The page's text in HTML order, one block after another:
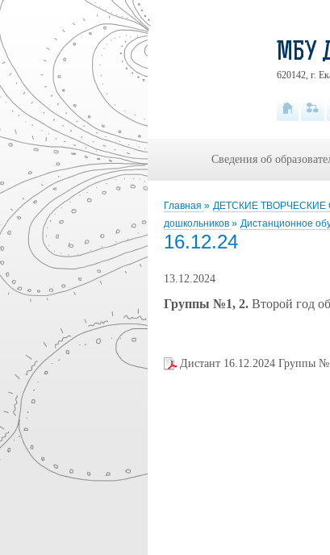
Главная » ДЕТСКИЕ
дошкольников » Дистанционное
16.12.24
13.12.2024
Группы №1, 2. Второй год
Дистант 16.12.2024 Группы
МБУ
620142, г.
Сведения об